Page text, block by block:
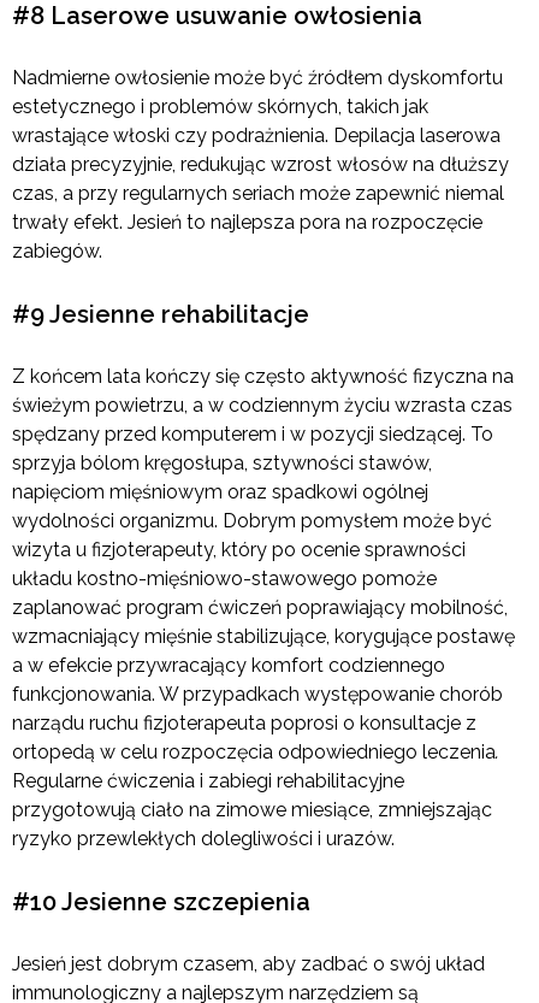
#8 Laserowe usuwanie owłosienia
Nadmierne owłosienie może być źródłem dyskomfortu
estetycznego i problemów skórnych, takich jak
wrastające włoski czy podrażnienia. Depilacja laserowa
działa precyzyjnie, redukując wzrost włosów na dłuższy
czas, a przy regularnych seriach może zapewnić niemal
trwały efekt. Jesień to najlepsza pora na rozpoczęcie
zabiegów.
#9 Jesienne rehabilitacje
Z końcem lata kończy się często aktywność fizyczna na
świeżym powietrzu, a w codziennym życiu wzrasta czas
spędzany przed komputerem i w pozycji siedzącej. To
sprzyja bólom kręgosłupa, sztywności stawów,
napięciom mięśniowym oraz spadkowi ogólnej
wydolności organizmu. Dobrym pomysłem może być
wizyta u fizjoterapeuty, który po ocenie sprawności
układu kostno-mięśniowo-stawowego pomoże
zaplanować program ćwiczeń poprawiający mobilność,
wzmacniający mięśnie stabilizujące, korygujące postawę
a w efekcie przywracający komfort codziennego
funkcjonowania. W przypadkach występowanie chorób
narządu ruchu fizjoterapeuta poprosi o konsultacje z
ortopedą w celu rozpoczęcia odpowiedniego leczenia.
Regularne ćwiczenia i zabiegi rehabilitacyjne
przygotowują ciało na zimowe miesiące, zmniejszając
ryzyko przewlekłych dolegliwości i urazów.
#10 Jesienne szczepienia
Jesień jest dobrym czasem, aby zadbać o swój układ
immunologiczny a najlepszym narzędziem są